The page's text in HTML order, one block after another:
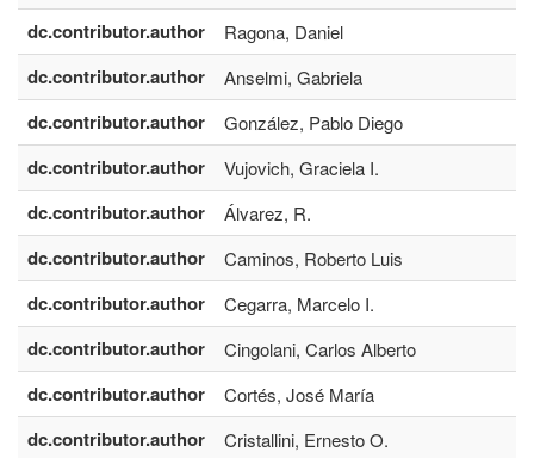
dc.contributor.author Ragona, Daniel
dc.contributor.author Anselmi, Gabriela
dc.contributor.author González, Pablo Diego
dc.contributor.author Vujovich, Graciela I.
dc.contributor.author Álvarez, R.
dc.contributor.author Caminos, Roberto Luis
dc.contributor.author Cegarra, Marcelo I.
dc.contributor.author Cingolani, Carlos Alberto
dc.contributor.author Cortés, José María
dc.contributor.author Cristallini, Ernesto O.